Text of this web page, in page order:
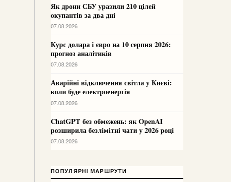
Як дрони СБУ уразили 210 цілей
окупантів за два дні
07.08.2026
Курс долара і євро на 10 серпня 2026:
прогноз аналітиків
07.08.2026
Аварійні відключення світла у Києві:
коли буде електроенергія
07.08.2026
ChatGPT без обмежень: як OpenAI
розширила безлімітні чати у 2026 році
07.08.2026
ПОПУЛЯРНІ МАРШРУТИ